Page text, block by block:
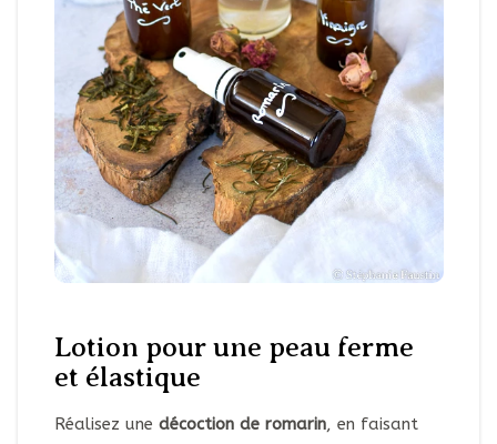
Lotion pour une peau ferme
et élastique
Réalisez une décoction de romarin, en faisant